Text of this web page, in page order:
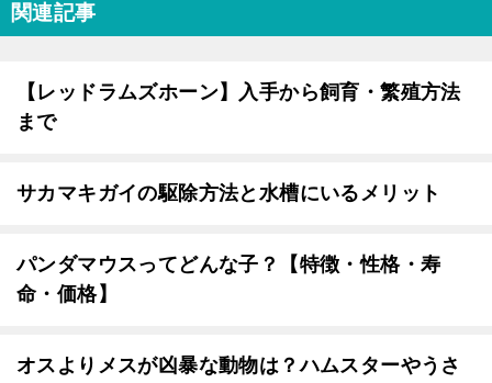
関連記事
【レッドラムズホーン】入手から飼育・繁殖方法
まで
サカマキガイの駆除方法と水槽にいるメリット
パンダマウスってどんな子？【特徴・性格・寿
命・価格】
オスよりメスが凶暴な動物は？ハムスターやうさ